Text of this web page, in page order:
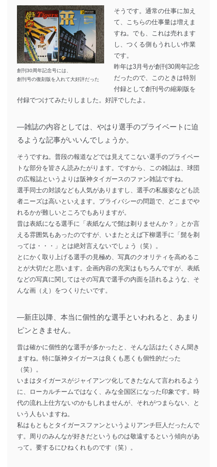
創刊30周年記念号には、
創刊号の復刻版を入れて大好評だった
そうです。通常の仕事に加え
て、こちらの仕事量は増えま
すね。でも、これは売れます
し、つくる側もうれしい作業
です。
昨年は3月号が創刊30周年記念
だったので、このときは特別
付録として創刊号の縮刷版を
付録でつけてみたりしました。好評でしたよ。
―雑誌の内容としては、やはり選手のプライベートに迫
るような記事がいいんでしょうか。
そうですね。普段の報道などでは見えてこない選手のプライベー
トな部分を皆さん読みたがります。ですから、この雑誌は、球団
の広報誌というよりは阪神タイガースのファン雑誌ですね。
選手同士の対談なども人気がありますし、選手の私服姿なども読
者ニーズは高いといえます。プライバシーの問題で、どこまでや
れるかが難しいところでもありますが。
昔は表紙になる選手に「表紙なんで髭は剃りませんか？」とか言
える雰囲気もあったのですが、いまたとえば下柳選手に「髭を剃
っては・・・」とは絶対言えないでしょう（笑）。
とにかく取り上げる選手の見極め、写真のクオリティを高めるこ
とが大切だと思います。企画内容の充実はもちろんですが、表紙
などの写真に関してはその写真で選手の内面を語れるような、そ
んな画（え）をつくりたいです。
―新庄以降、本当に個性的な選手といわれると、あまり
ピンときません。
昔は確かに個性的な選手が多かったと、そんな話はたくさん聞き
ますね。特に阪神タイガースは良くも悪くも個性的だった
（笑）。
いまはタイガースがジャイアンツ化してきたなんて言われるよう
に、ローカルチームではなく、みな全国区になった印象です。時
代の流れ上仕方ないのかもしれませんが、それがつまらない、と
いう人もいますね。
私はもともとタイガースファンというよりアンチ巨人だったんで
す。周りのみんなが好きだというものは敬遠するという傾向があ
って。要するにひねくれものです（笑）。